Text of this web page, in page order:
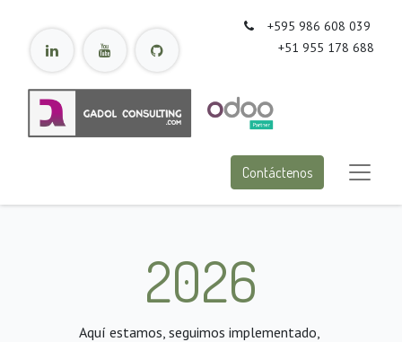
+595 986 608 039
+51 955 178 688
Contáctenos
2026
Aquí estamos, seguimos implementado,